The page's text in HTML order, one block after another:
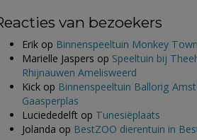
van bezoekers
Erik op Binnenspeeltuin Monkey
Marielle Jaspers op Speeltuin bij
Rhijnauwen Amelisweerd
Kick op Binnenspeeltuin Ballorig
Gaasperplas
Luciededelft op Tunesiëplaats
Jolanda op BestZOO dierentuin in